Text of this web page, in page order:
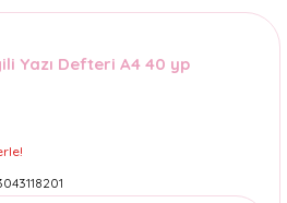
Yazı Defteri A4 40 yp